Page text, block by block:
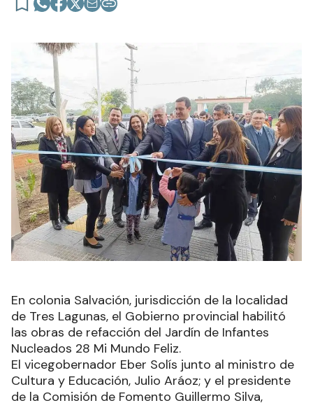
En colonia Salvación, jurisdicción de la localidad
de Tres Lagunas, el Gobierno provincial habilitó
las obras de refacción del Jardín de Infantes
Nucleados 28 Mi Mundo Feliz.
El vicegobernador Eber Solís junto al ministro de
Cultura y Educación, Julio Aráoz; y el presidente
de la Comisión de Fomento Guillermo Silva,